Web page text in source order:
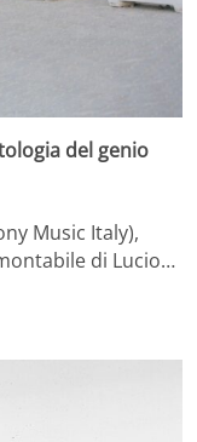
del genio
Music Italy),
di Lucio…